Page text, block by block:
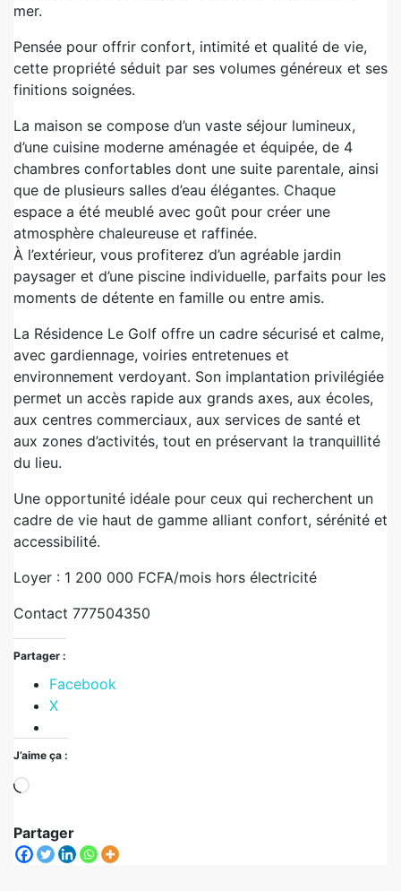
mer.
Pensée pour offrir confort, intimité et qualité de vie,
cette propriété séduit par ses volumes généreux et ses
finitions soignées.
La maison se compose d’un vaste séjour lumineux,
d’une cuisine moderne aménagée et équipée, de 4
chambres confortables dont une suite parentale, ainsi
que de plusieurs salles d’eau élégantes. Chaque
espace a été meublé avec goût pour créer une
atmosphère chaleureuse et raffinée.
À l’extérieur, vous profiterez d’un agréable jardin
paysager et d’une piscine individuelle, parfaits pour les
moments de détente en famille ou entre amis.
La Résidence Le Golf offre un cadre sécurisé et calme,
avec gardiennage, voiries entretenues et
environnement verdoyant. Son implantation privilégiée
permet un accès rapide aux grands axes, aux écoles,
aux centres commerciaux, aux services de santé et
aux zones d’activités, tout en préservant la tranquillité
du lieu.
Une opportunité idéale pour ceux qui recherchent un
cadre de vie haut de gamme alliant confort, sérénité et
accessibilité.
Loyer : 1 200 000 FCFA/mois hors électricité
Contact 777504350
Partager :
Facebook
X
J’aime ça :
Partager